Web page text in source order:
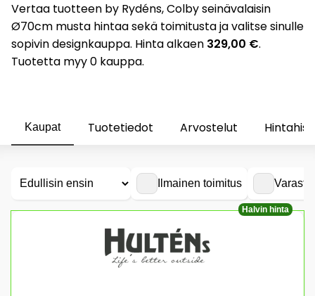
Vertaa tuotteen by Rydéns, Colby seinävalaisin
Ø70cm musta hintaa sekä toimitusta ja valitse sinulle
sopivin designkauppa. Hinta alkaen 329,00 €.
Tuotetta myy 0 kauppa.
Kaupat Tuotetiedot Arvostelut
Ilmainen toimitus
Halvin hinta